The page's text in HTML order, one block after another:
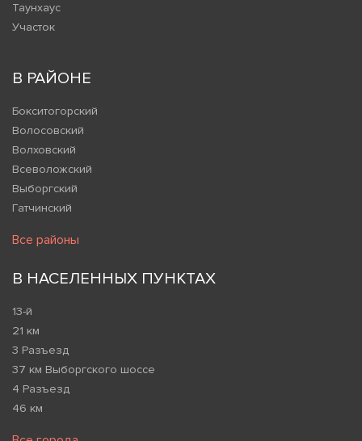
Таунхаус
Участок
В РАЙОНЕ
Бокситогорский
Волосовский
Волховский
Всеволожский
Выборгский
Гатчинский
Все районы
В НАСЕЛЕННЫХ ПУНКТАХ
13-й
21 км
3 Разъезд
37 км Выборгского шоссе
4 Разъезд
46 км